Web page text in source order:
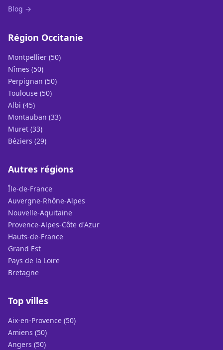
Blog →
Région Occitanie
Montpellier (50)
Nîmes (50)
Perpignan (50)
Toulouse (50)
Albi (45)
Montauban (33)
Muret (33)
Béziers (29)
Autres régions
Île-de-France
Auvergne-Rhône-Alpes
Nouvelle-Aquitaine
Provence-Alpes-Côte d'Azur
Hauts-de-France
Grand Est
Pays de la Loire
Bretagne
Top villes
Aix-en-Provence (50)
Amiens (50)
Angers (50)